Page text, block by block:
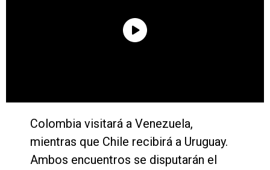
Colombia visitará a Venezuela,
mientras que Chile recibirá a Uruguay.
Ambos encuentros se disputarán el